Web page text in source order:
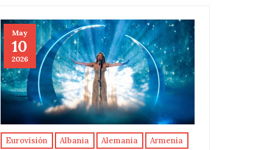
May
10
2026
Eurovisión Albania Alemania Armenia